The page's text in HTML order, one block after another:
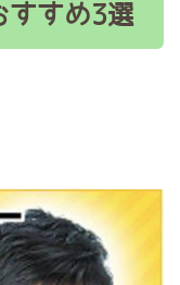
すすめ3選